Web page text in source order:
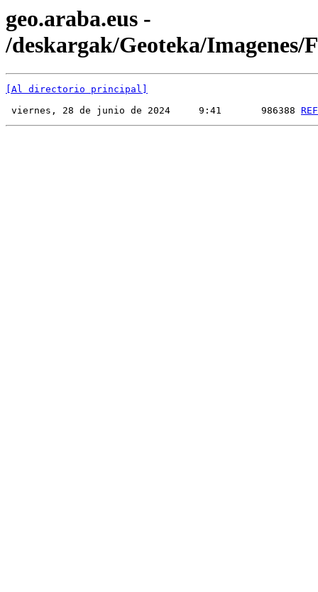
geo.araba.eus -
/deskargak/Geoteka/Imagenes/
[Al directorio principal]
viernes, 28 de junio de 2024     9:41       986388